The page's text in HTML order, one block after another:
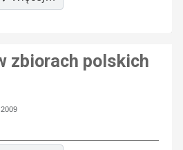
zbiorach polskich